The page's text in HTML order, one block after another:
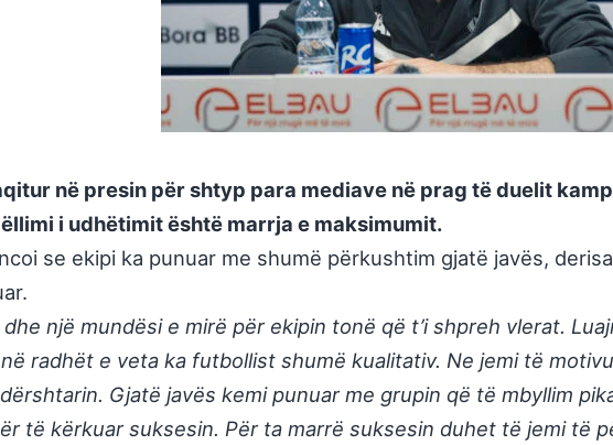
në presin për shtyp para mediave në prag të duelit
i udhëtimit është marrja e maksimumit.
se ekipi ka punuar me shumë përkushtim gjatë javës,
një mundësi e mirë për ekipin tonë që t’i shpreh vlerat.
radhët e veta ka futbollist shumë kualitativ. Ne jemi të
Gjatë javës kemi punuar me grupin që të mbyllim
të kërkuar suksesin. Për ta marrë suksesin duhet të jemi të